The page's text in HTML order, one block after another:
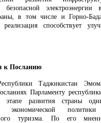
безопасной
в том числе и Горно-
способствует
к Посланию
Таджикистан
Парламенту
этапе развития страны
экономической
туризма. По его